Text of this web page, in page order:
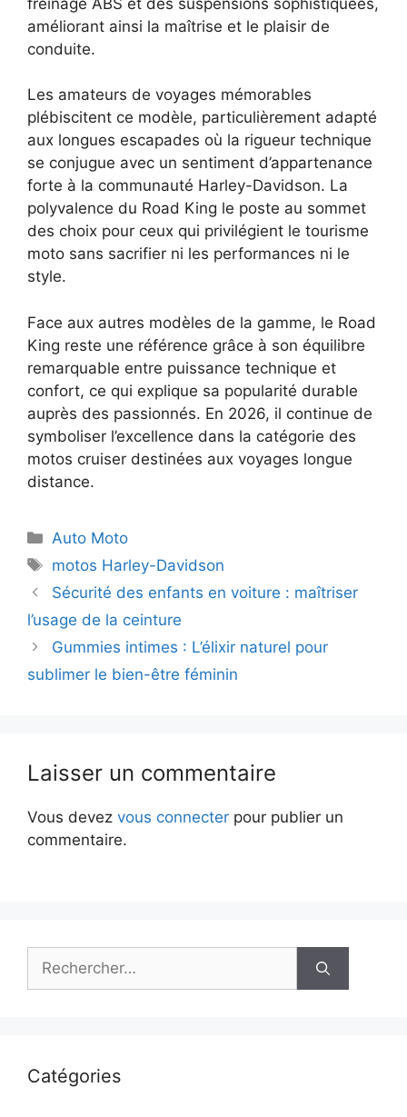
améliorant ainsi la maîtrise et le plaisir de
conduite.
Les amateurs de voyages mémorables
plébiscitent ce modèle, particulièrement adapté
aux longues escapades où la rigueur technique
se conjugue avec un sentiment d’appartenance
forte à la communauté Harley-Davidson. La
polyvalence du Road King le poste au sommet
des choix pour ceux qui privilégient le tourisme
moto sans sacrifier ni les performances ni le
style.
Face aux autres modèles de la gamme, le Road
King reste une référence grâce à son équilibre
remarquable entre puissance technique et
confort, ce qui explique sa popularité durable
auprès des passionnés. En 2026, il continue de
symboliser l’excellence dans la catégorie des
motos cruiser destinées aux voyages longue
distance.
Catégories
Auto Moto
Étiquettes
motos Harley-Davidson
Sécurité des enfants en voiture : maîtriser
l’usage de la ceinture
Gummies intimes : L’élixir naturel pour
sublimer le bien-être féminin
Laisser un commentaire
Vous devez vous connecter pour publier un
commentaire.
Rechercher :
Catégories